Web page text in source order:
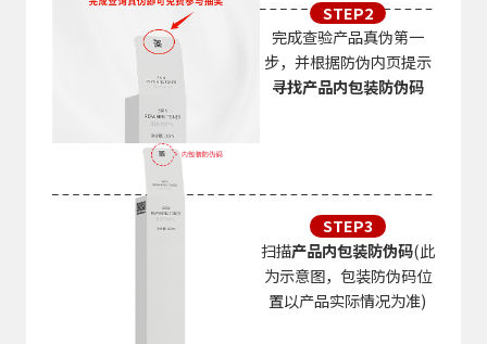
STEP2
完成查验产品真伪第一
步，并根据防伪内页提示
寻找产品内包装防伪码
STEP3
扫描产品内包装防伪码(此
为示意图，包装防伪码位
置以产品实际情况为准)